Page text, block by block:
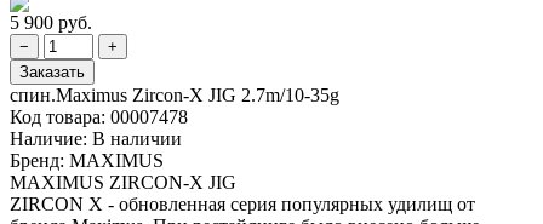
5 900 руб.
спин.Maximus Zircon-X JIG 2.7m/10-35g
Код товара: 00007478
Наличие: В наличии
Бренд: MAXIMUS
MAXIMUS ZIRCON-X JIG
ZIRCON X - обновленная серия популярных удилищ от